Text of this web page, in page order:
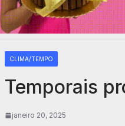
CLIMA/TEMPO
Temporais
janeiro 20, 2025